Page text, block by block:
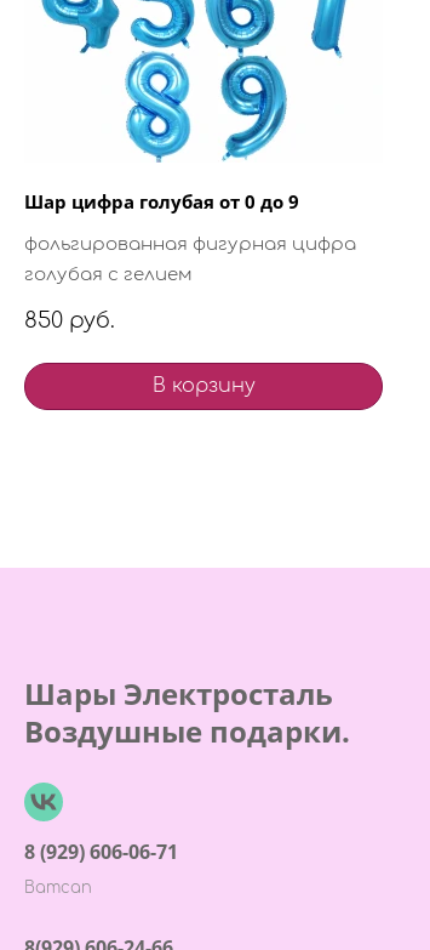
Шар цифра голубая от 0 до 9
фольгированная фигурная цифра
голубая с гелием
850 руб.
В корзину
Шары Электросталь
Воздушные подарки.
8 (929) 606-06-71
Ватсап